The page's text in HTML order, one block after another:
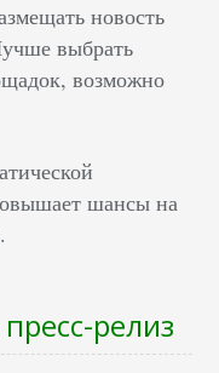
новость
выбрать
возможно
шансы на
релиз